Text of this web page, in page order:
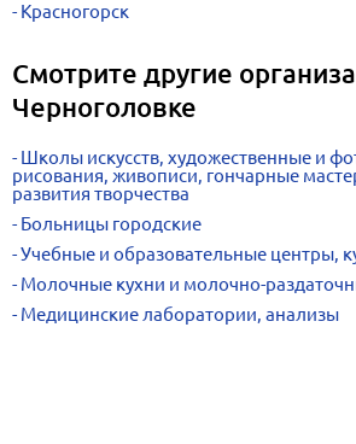
Красногорск
Смотрите другие
Черноголовке
Школы искусств, художественные и
рисования, живописи, гончарные
развития творчества
Больницы городские
Учебные и образовательные центры,
Молочные кухни и молочно-
Медицинские лаборатории, анализы